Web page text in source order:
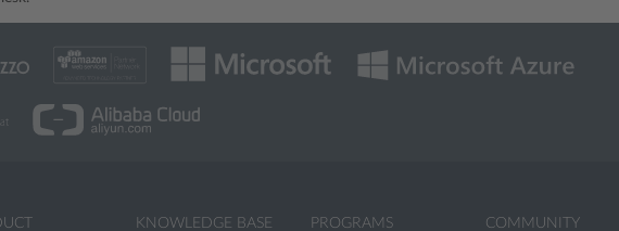
KNOWLEDGE BASE PROGRAMS COMMUNITY